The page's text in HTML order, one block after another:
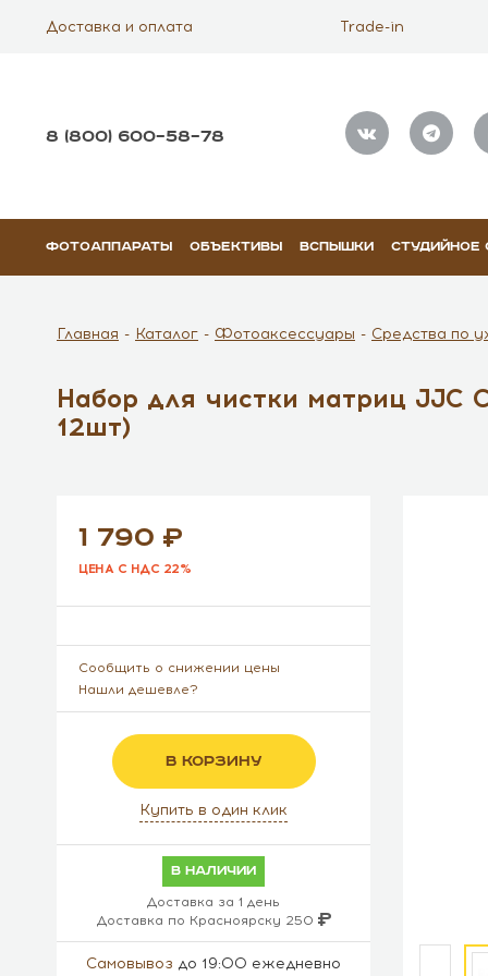
Доставка и оплата Trade-in
8 (800) 600–58–78
ФОТОАППАРАТЫ ОБЪЕКТИВЫ ВСПЫШКИ СТУДИЙНОЕ
Главная Каталог Фотоаксессуары Средства по
Набор для чистки матриц JJC
12шт)
1 790
ЦЕНА С НДС 22%
Сообщить о снижении цены
Нашли дешевле?
В КОРЗИНУ
Купить в один клик
в наличии
Доставка за 1 день
Доставка по Красноярску 250
Самовывоз до 19:00 ежедневно